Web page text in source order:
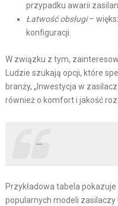
przypadku awarii
Łatwość obsługi–
konfiguracji.
W związku z tym,
Ludzie szukają opcji, które
branży, „Inwestycja w
również o komfort i jakość
–
Przykładowa tabela
popularnych modeli zasilaczy